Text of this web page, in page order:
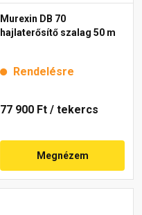
Murexin DB 70
hajlaterősítő szalag 50 m
Rendelésre
77 900 Ft / tekercs
Megnézem